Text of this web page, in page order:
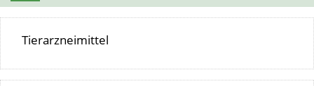
Tierarzneimittel